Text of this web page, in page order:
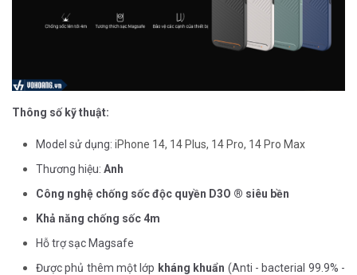
Thông số kỹ thuật:
Model sử dụng: iPhone 14, 14 Plus, 14 Pro, 14 Pro Max
Thương hiệu: Anh
Công nghệ chống sốc độc quyền D3O ® siêu bền
Khả năng chống sốc 4m
Hỗ trợ sạc Magsafe
Được phủ thêm một lớp kháng khuẩn (Anti - bacterial 99.9% -